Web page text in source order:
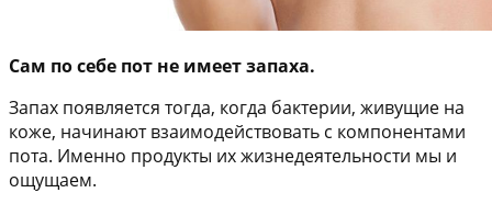
Сам по себе пот не имеет запаха.
Запах появляется тогда, когда бактерии, живущие на
коже, начинают взаимодействовать с компонентами
пота. Именно продукты их жизнедеятельности мы и
ощущаем.